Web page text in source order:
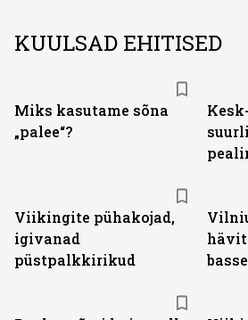
KUULSAD EHITISED
Miks kasutame sõna
„palee“?
Viikingite pühakojad,
igivanad
püstpalkkirikud